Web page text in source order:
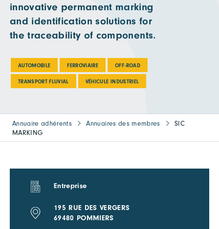
innovative permanent marking
and identification solutions for
the traceability of components.
AUTOMOBILE FERROVIAIRE OFF-ROAD
TRANSPORT FLUVIAL VÉHICULE INDUSTRIEL
Annuaire adhérents Annuaires des membres
SIC
MARKING
Entreprise
195 RUE DES VERGERS
69480 POMMIERS